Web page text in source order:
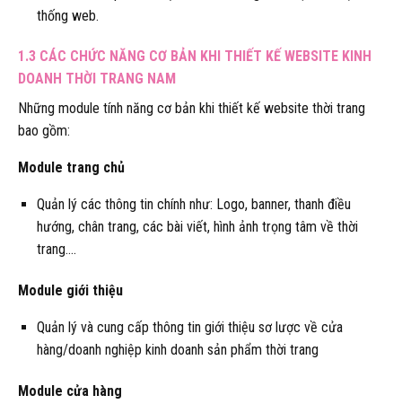
thống web.
1.3 CÁC CHỨC NĂNG CƠ BẢN KHI THIẾT KẾ WEBSITE KINH
DOANH THỜI TRANG NAM
Những module tính năng cơ bản khi thiết kế website thời trang
bao gồm:
Module trang chủ
Quản lý các thông tin chính như: Logo, banner, thanh điều
hướng, chân trang, các bài viết, hình ảnh trọng tâm về thời
trang….
Module giới thiệu
Quản lý và cung cấp thông tin giới thiệu sơ lược về cửa
hàng/doanh nghiệp kinh doanh sản phẩm thời trang
Module cửa hàng